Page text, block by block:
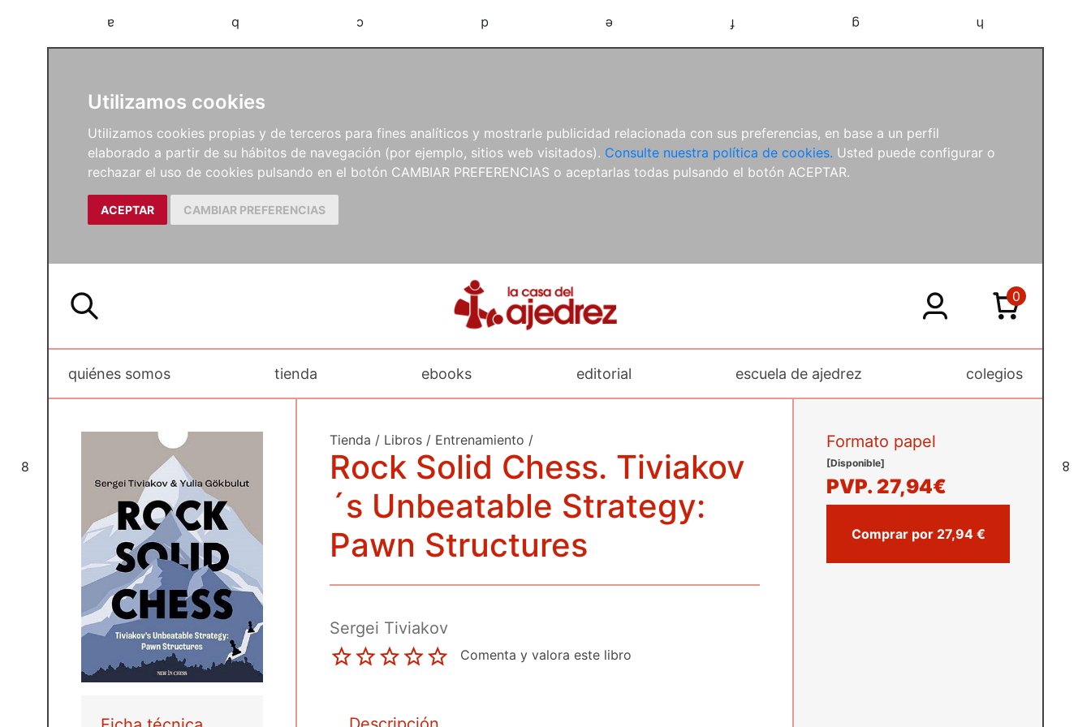
Utilizamos cookies
Utilizamos cookies propias y de terceros para fines analíticos y mostrarle publicidad relacionada con sus preferencias, en base a un perfil
elaborado a partir de su hábitos de navegación (por ejemplo, sitios web visitados). Consulte nuestra política de cookies. Usted puede configurar o
rechazar el uso de cookies pulsando en el botón CAMBIAR PREFERENCIAS o aceptarlas todas pulsando el botón ACEPTAR.
ACEPTAR CAMBIAR PREFERENCIAS
a b c d e f g h
8
8
quiénes somos tienda ebooks editorial escuela de ajedrez colegios
0
Tienda / Libros / Entrenamiento /
Rock Solid Chess. Tiviakov
´s Unbeatable Strategy:
Pawn Structures
Sergei Tiviakov
Comenta y valora este libro
Formato papel
[Disponible]
PVP. 27,94€
Comprar por 27,94 €